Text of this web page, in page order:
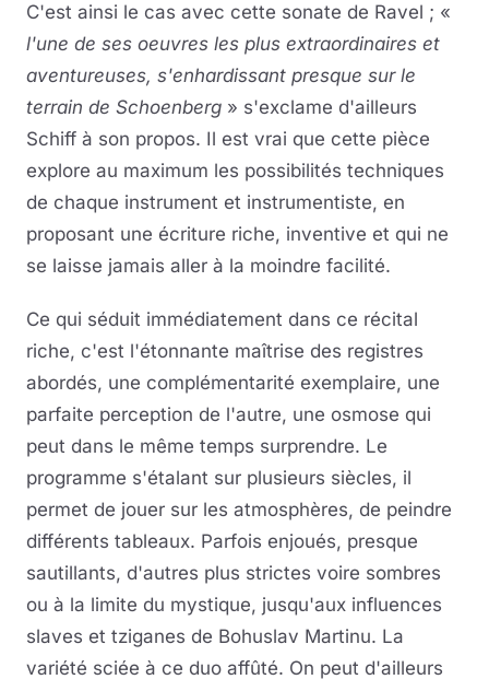
C'est ainsi le cas avec cette sonate de Ravel ; «
l'une de ses oeuvres les plus extraordinaires et
aventureuses, s'enhardissant presque sur le
terrain de Schoenberg » s'exclame d'ailleurs
Schiff à son propos. Il est vrai que cette pièce
explore au maximum les possibilités techniques
de chaque instrument et instrumentiste, en
proposant une écriture riche, inventive et qui ne
se laisse jamais aller à la moindre facilité.
Ce qui séduit immédiatement dans ce récital
riche, c'est l'étonnante maîtrise des registres
abordés, une complémentarité exemplaire, une
parfaite perception de l'autre, une osmose qui
peut dans le même temps surprendre. Le
programme s'étalant sur plusieurs siècles, il
permet de jouer sur les atmosphères, de peindre
différents tableaux. Parfois enjoués, presque
sautillants, d'autres plus strictes voire sombres
ou à la limite du mystique, jusqu'aux influences
slaves et tziganes de Bohuslav Martinu. La
variété sciée à ce duo affûté. On peut d'ailleurs